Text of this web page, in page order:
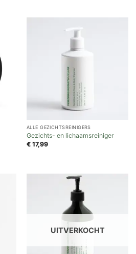
ALLE GEZICHTSREINIGERS
Gezichts- en lichaamsreiniger
€17,99
UITVERKOCHT